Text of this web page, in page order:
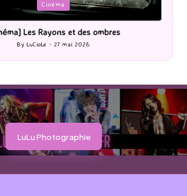
Cinéma
Les Rayons et des ombres
Posted
by
By LuCioLe 27 mai 2026
LuLu Photographie